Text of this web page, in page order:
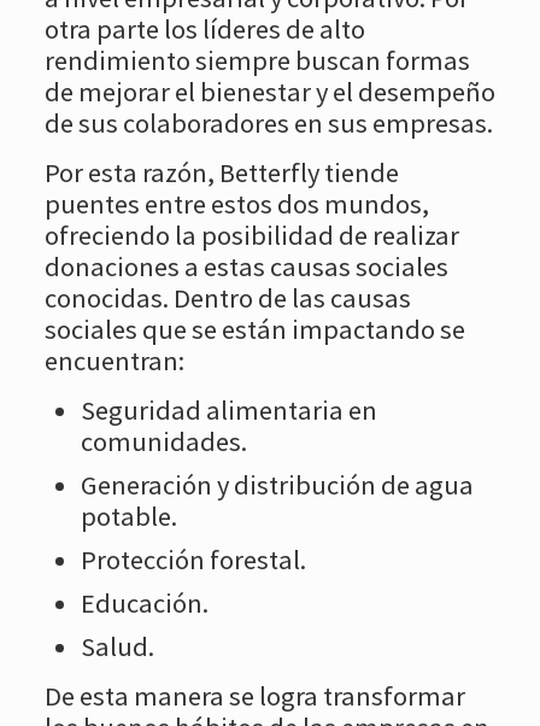
otra parte los líderes de alto
rendimiento siempre buscan formas
de mejorar el bienestar y el desempeño
de sus colaboradores en sus empresas.
Por esta razón, Betterfly tiende
puentes entre estos dos mundos,
ofreciendo la posibilidad de realizar
donaciones a estas causas sociales
conocidas. Dentro de las causas
sociales que se están impactando se
encuentran:
Seguridad alimentaria en
comunidades.
Generación y distribución de agua
potable.
Protección forestal.
Educación.
Salud.
De esta manera se logra transformar